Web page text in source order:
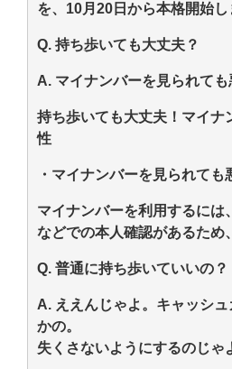
を、10月20日から本格開始し
Q. 持ち歩いても大丈夫？
A. マイナンバーを見られても
持ち歩いても大丈夫！マイナ
性
・マイナンバーを見られても
マイナンバーを利用するには
などでの本人確認があるため
Q. 普通に持ち歩いていいの？
A. ええんじゃよ。キャッシ
かの。
失くさないようにするのじゃ